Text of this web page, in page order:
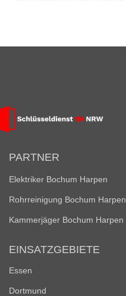
PARTNER
Elektriker Bochum Harpen
Rohrreinigung Bochum Harpen
Kammerjäger Bochum Harpen
EINSATZGEBIETE
Essen
Dortmund